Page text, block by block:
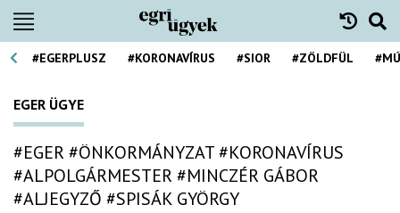
#EGERPLUSZ #KORONAVÍRUS #SIOR #ZÖLDFÜL
EGER ÜGYE
#EGER #ÖNKORMÁNYZAT#KORONAVÍRUS
#ALPOLGÁRMESTER #MINCZÉR GÁBOR
#ALJEGYZŐ #SPISÁK GYÖRGY